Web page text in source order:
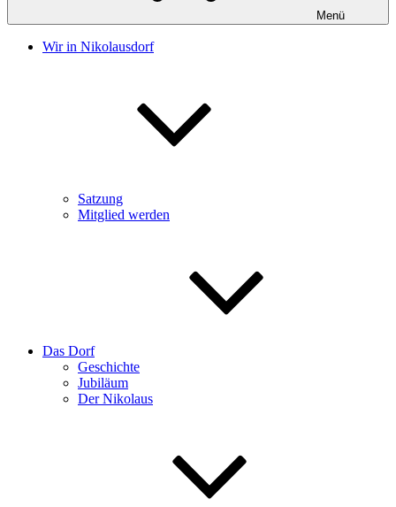
Menü
Wir in Nikolausdorf
Satzung
Mitglied werden
Das Dorf
Geschichte
Jubiläum
Der Nikolaus